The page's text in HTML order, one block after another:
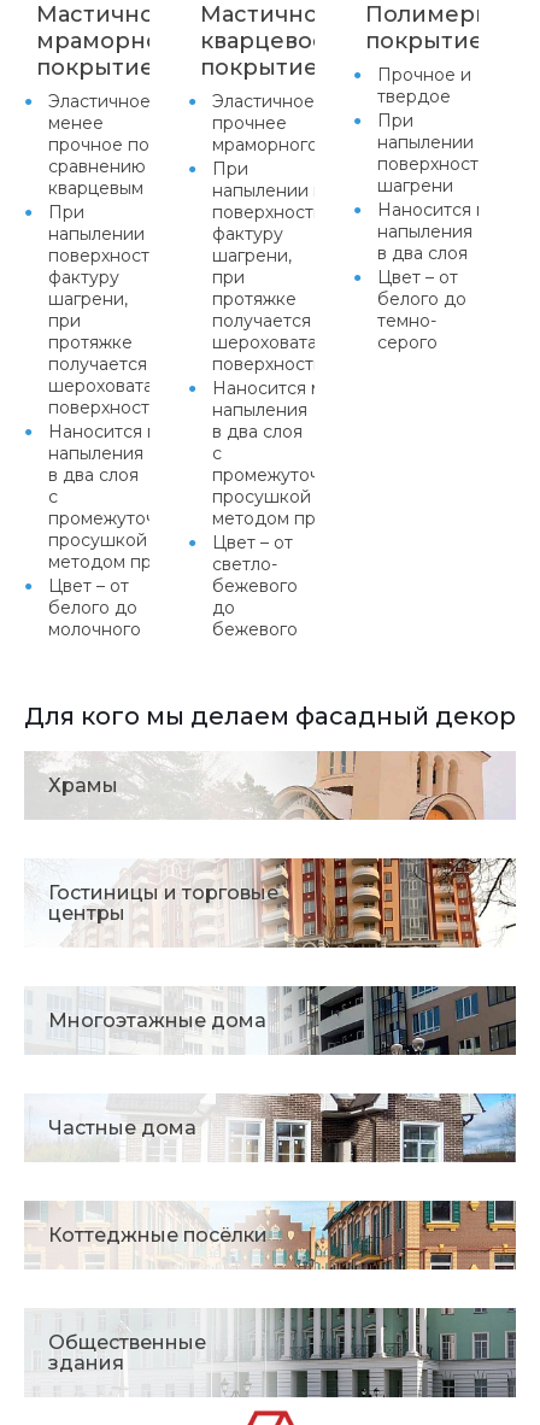
Мастичное
мраморное
покрытие
Эластичное,
менее
прочное по
сравнению с
кварцевым
При
напылении придает
поверхности
фактуру
шагрени,
при
протяжке
получается равномерная
шероховатая
поверхность
Наносится методом
напыления
в два слоя
с
промежуточной
просушкой или
методом протяжки
Цвет – от
белого до
молочного
Мастичное
кварцевое
покрытие
Эластичное,
прочнее
мраморного
При
напылении придает
поверхности
фактуру
шагрени,
при
протяжке
получается равномерная
шероховатая
поверхность
Наносится методом
напыления
в два слоя
с
промежуточной
просушкой или
методом протяжки
Цвет – от
светло-
бежевого
до
бежевого
покрытие
Прочное и
твердое
При
напылении
поверхности
шагрени
Наносится
напыления
в два слоя
Цвет – от
белого до
темно-
серого
Для кого мы делаем фасадный декор
Храмы
Гостиницы и торговые
центры
Многоэтажные дома
Частные дома
Коттеджные посёлки
Общественные
здания